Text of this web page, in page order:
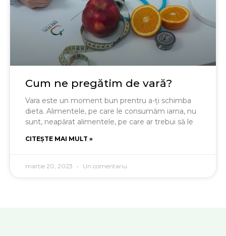
Cum ne pregătim de vară?
Vara este un moment bun prentru a-ți schimba
dieta. Alimentele, pe care le consumăm iarna, nu
sunt, neapărat alimentele, pe care ar trebui să le
CITEȘTE MAI MULT »
martie 20, 2023 Un comentariu